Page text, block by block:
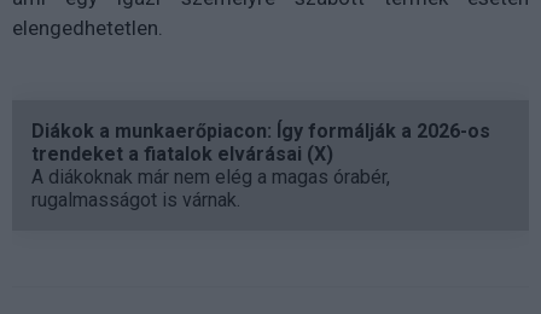
elengedhetetlen.
Diákok a munkaerőpiacon: Így formálják a 2026-os
trendeket a fiatalok elvárásai (X)
A diákoknak már nem elég a magas órabér,
rugalmasságot is várnak.